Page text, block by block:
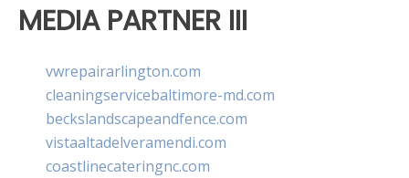
MEDIA PARTNER III
vwrepairarlington.com
cleaningservicebaltimore-md.com
beckslandscapeandfence.com
vistaaltadelveramendi.com
coastlinecateringnc.com